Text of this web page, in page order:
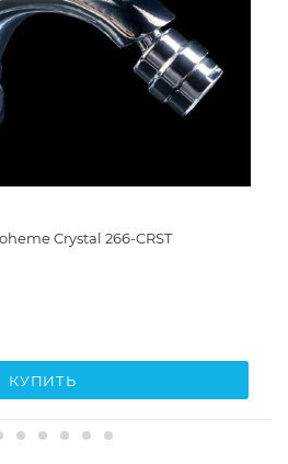
Crystal 266-CRST
КУПИТЬ